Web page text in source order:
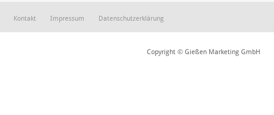
Kontakt Impressum Datenschutzerklärung
Copyright © Gießen Marketing GmbH